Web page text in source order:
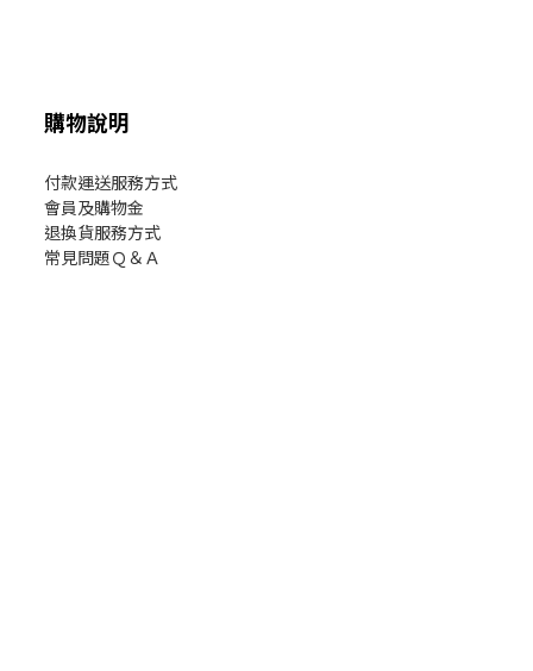
購物說明
付款運送服務方式
會員及購物金
退換貨服務方式
常見問題Ｑ＆Ａ